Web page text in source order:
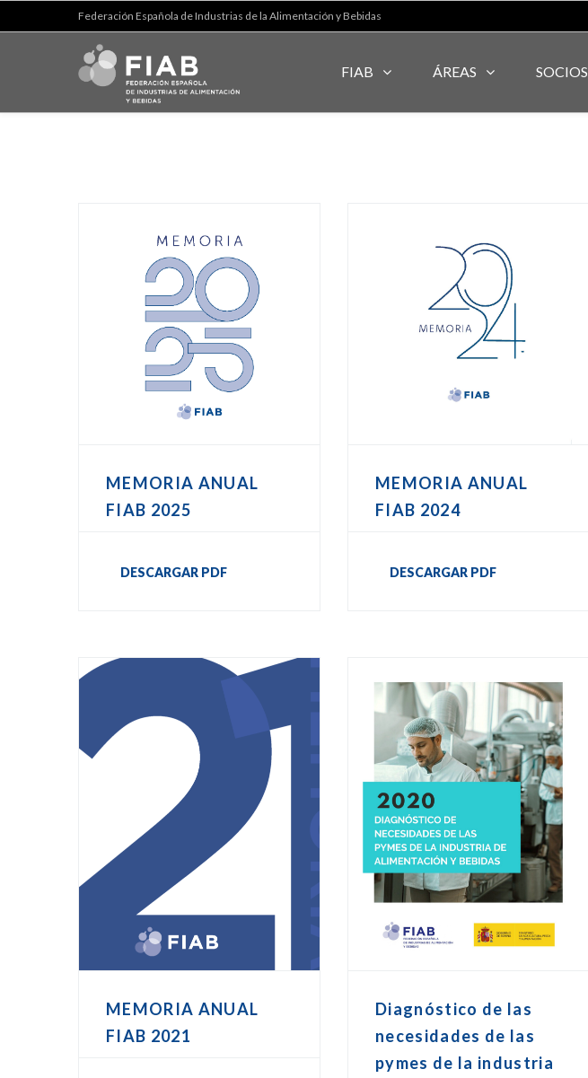
Federación Española de Industrias de la Alimentación y Bebidas
FIAB ÁREAS SOCIOS
MEMORIA ANUAL
FIAB 2025
DESCARGAR PDF
MEMORIA ANUAL
FIAB 2024
DESCARGAR PDF
MEMORIA ANUAL
FIAB 2021
Diagnóstico de las
necesidades de las
pymes de la industria